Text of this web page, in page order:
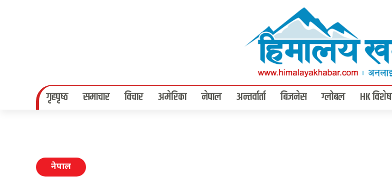
गृहपृष्‍ठ समाचार विचार अमेरिका नेपाल अन्तर्वार्ता बिजनेस ग्लोबल HK विशेष
नेपाल